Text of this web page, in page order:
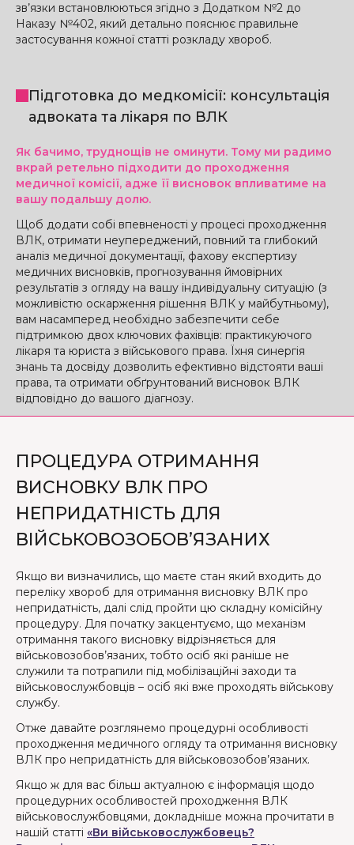
зв’язки встановлюються згідно з Додатком №2 до
Наказу №402, який детально пояснює правильне
застосування кожної статті розкладу хвороб.
Підготовка до медкомісії: консультація
адвоката та лікаря по ВЛК
Як бачимо, труднощів не оминути. Тому ми радимо
вкрай ретельно підходити до проходження
медичної комісії, адже її висновок впливатиме на
вашу подальшу долю.
Щоб додати собі впевненості у процесі проходження
ВЛК, отримати неупереджений, повний та глибокий
аналіз медичної документації, фахову експертизу
медичних висновків, прогнозування ймовірних
результатів з огляду на вашу індивідуальну ситуацію (з
можливістю оскарження рішення ВЛК у майбутньому),
вам насамперед необхідно забезпечити себе
підтримкою двох ключових фахівців: практикуючого
лікаря та юриста з військового права. Їхня синергія
знань та досвіду дозволить ефективно відстояти ваші
права, та отримати обґрунтований висновок ВЛК
відповідно до вашого діагнозу.
ПРОЦЕДУРА ОТРИМАННЯ
ВИСНОВКУ ВЛК ПРО
НЕПРИДАТНІСТЬ ДЛЯ
ВІЙСЬКОВОЗОБОВ’ЯЗАНИХ
Якщо ви визначились, що маєте стан який входить до
переліку хвороб для отримання висновку ВЛК про
непридатність, далі слід пройти цю складну комісійну
процедуру. Для початку закцентуємо, що механізм
отримання такого висновку відрізняється для
військовозобов’язаних, тобто осіб які раніше не
служили та потрапили під мобілізаційні заходи та
військовослужбовців – осіб які вже проходять військову
службу.
Отже давайте розглянемо процедурні особливості
проходження медичного огляду та отримання висновку
ВЛК про непридатність для військовозобов’язаних.
Якщо ж для вас більш актуалною є інформація щодо
процедурних особливостей проходження ВЛК
військовослужбовцями, докладніше можна прочитати в
нашій статті «Ви військовослужбовець?